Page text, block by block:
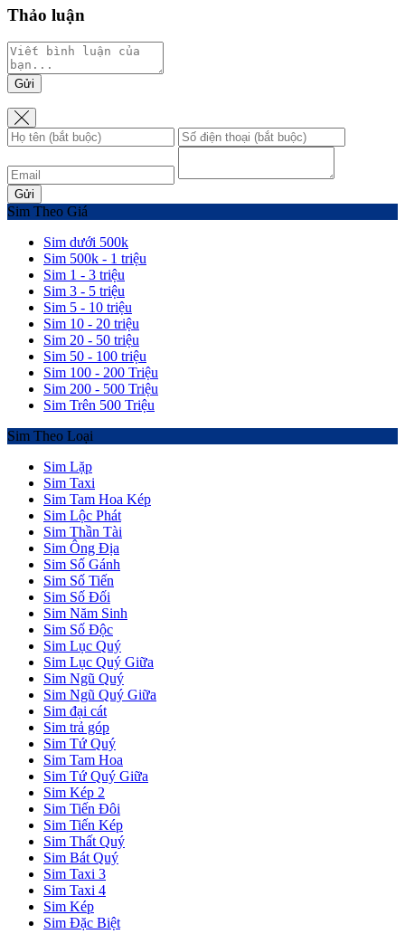
Thảo luận
Gửi
Gửi
Sim Theo Giá
Sim dưới 500k
Sim 500k - 1 triệu
Sim 1 - 3 triệu
Sim 3 - 5 triệu
Sim 5 - 10 triệu
Sim 10 - 20 triệu
Sim 20 - 50 triệu
Sim 50 - 100 triệu
Sim 100 - 200 Triệu
Sim 200 - 500 Triệu
Sim Trên 500 Triệu
Sim Theo Loại
Sim Lặp
Sim Taxi
Sim Tam Hoa Kép
Sim Lộc Phát
Sim Thần Tài
Sim Ông Địa
Sim Số Gánh
Sim Số Tiến
Sim Số Đối
Sim Năm Sinh
Sim Số Độc
Sim Lục Quý
Sim Lục Quý Giữa
Sim Ngũ Quý
Sim Ngũ Quý Giữa
Sim đại cát
Sim trả góp
Sim Tứ Quý
Sim Tam Hoa
Sim Tứ Quý Giữa
Sim Kép 2
Sim Tiến Đôi
Sim Tiến Kép
Sim Thất Quý
Sim Bát Quý
Sim Taxi 3
Sim Taxi 4
Sim Kép
Sim Đặc Biệt